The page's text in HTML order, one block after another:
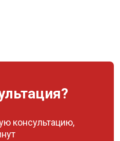
консультацию,